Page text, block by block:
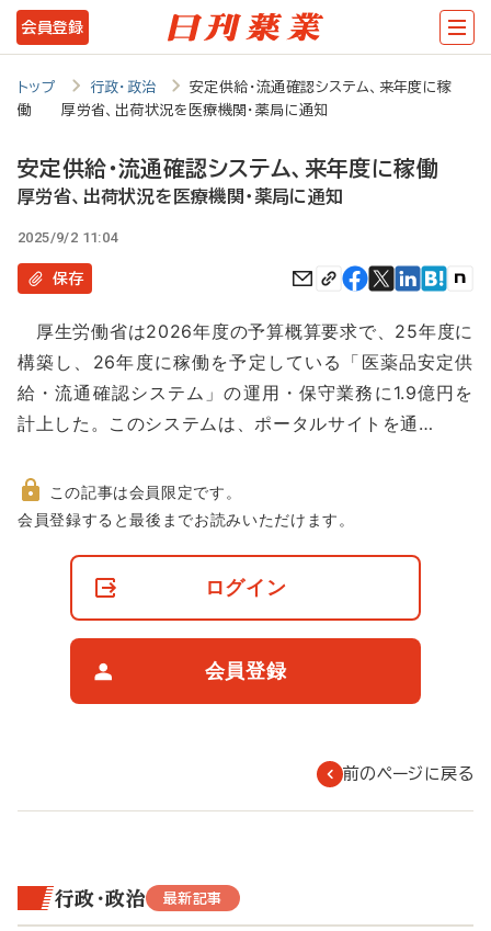
メ
イ
ン
テ
ツ
に
動
会員登録
トップ 行政・政治
安定供給・流通確認システム、来年度に稼
働 厚労省、出荷状況を医療機関・薬局に通知
安定供給・流通確認システム、来年度に稼働
厚労省、出荷状況を医療機関・薬局に通知
2025/9/2 11:04
保存
厚生労働省は2026年度の予算概算要求で、25年度に
構築し、26年度に稼働を予定している「医薬品安定供
給・流通確認システム」の運用・保守業務に1.9億円を
計上した。このシステムは、ポータルサイトを通…
非
この記事は会員限定です。
会員登録すると最後までお読みいただけます。
ログイン
会員登録
前のページに戻る
行政・政治 最新記事